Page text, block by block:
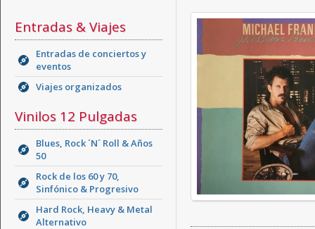
Entradas & Viajes
Entradas de conciertos y
eventos
Viajes organizados
Vinilos 12 Pulgadas
Blues, Rock ´N´ Roll & Años
50
Rock de los 60 y 70,
Sinfónico & Progresivo
Hard Rock, Heavy & Metal
Alternativo